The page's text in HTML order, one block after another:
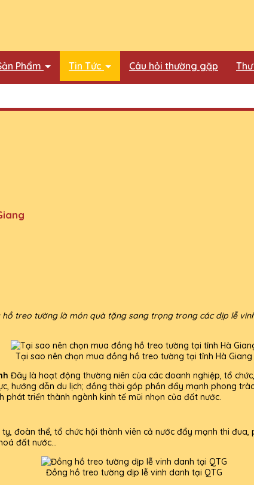
Phẩm Tin Tức Câu hỏi thường gặp
treo tường là món quà tặng sang trọng trong các dịp lễ
Tại sao nên chọn mua đồng hồ treo tường tại tỉnh Hà Giang
Đây là hoạt động thường niên của các doanh nghiệp, tổ
hướng dẫn du lịch; đồng thời góp phần đẩy mạnh phong
triển thành ngành kinh tế mũi nhọn của đất nước.
đoàn thể, tổ chức hội thành viên cả nước đẩy mạnh thi
đất nước...
Đồng hồ treo tường dịp lễ vinh danh tại QTG